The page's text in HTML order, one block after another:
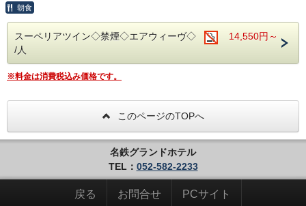
名鉄バスセンター：当ホテルの建物３・４階より高速バスが
発着！
名古屋城：お城好きな方にも好評の名古屋城。おもてなし武
将隊の活躍も話題♪
リニア鉄道館：歴代の新幹線・在来線の実物車両展示あり。
会が多い場所を
える事が可能です。
清掃時は常に換気をして新鮮な空気に入れ替えておりま
■ご朝食
名古屋めしも楽しめる和洋折衷のバイキングをご準備して
おります。
■交通アクセス■３つの主要駅と地下鉄が全て隣接！！
名鉄名古屋駅：徒歩１分
近鉄名古屋駅：徒歩１分
朝食
スーペリアツイン◇禁煙◇エアウィーヴ◇
14,550円～
/人
※料金は消費税込み価格です。
このページのTOPへ
名鉄グランドホテル
TEL： 052-582-2233
戻る お問合せ PCサイト